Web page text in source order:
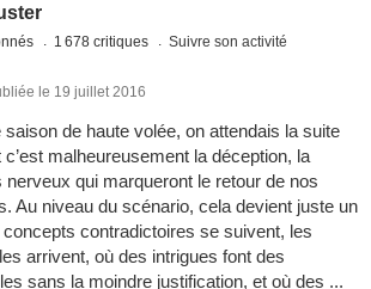
1 678 critiques Suivre son activité
le 19 juillet 2016
de haute volée, on attendais la suite
malheureusement la déception, la
nerveux qui marqueront le retour de nos
Au niveau du scénario, cela devient juste un
contradictoires se suivent, les
arrivent, où des intrigues font des
sans la moindre justification, et où des ...